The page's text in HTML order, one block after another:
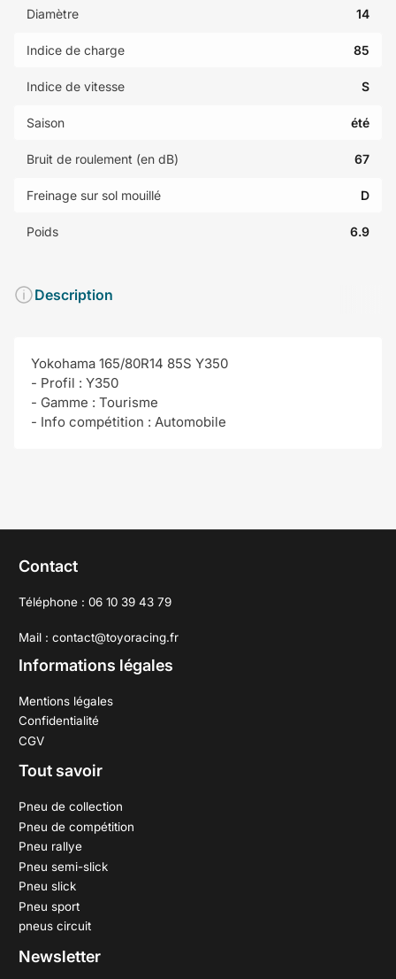
Diamètre 14
Indice de charge 85
Indice de vitesse S
Saison été
Bruit de roulement (en dB) 67
Freinage sur sol mouillé D
Poids 6.9
Description
Yokohama 165/80R14 85S Y350
- Profil : Y350
- Gamme : Tourisme
- Info compétition : Automobile
Contact
Téléphone : 06 10 39 43 79
Mail : contact@toyoracing.fr
Informations légales
Mentions légales
Confidentialité
CGV
Tout savoir
Pneu de collection
Pneu de compétition
Pneu rallye
Pneu semi-slick
Pneu slick
Pneu sport
pneus circuit
Newsletter